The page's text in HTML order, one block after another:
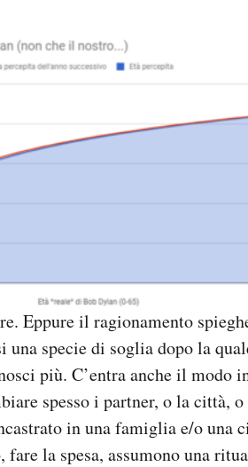
Eppure il ragionamento
specie di soglia dopo la
più. C’entra anche il modo
spesso i partner, o la città,
in una famiglia e/o una
la spesa, assumono una